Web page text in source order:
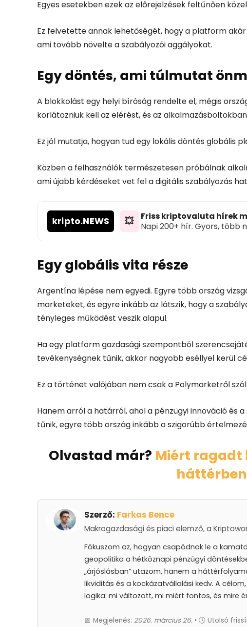
Egyes esetekben ezek az előrejelzések feltűnően
Ez felvetette annak lehetőségét, hogy a platform
ami tovább növelte a szabályozói aggályokat.
Egy döntés, ami túlmutat
A blokkolást egy helyi bíróság rendelte el, mégis
korlátozniuk kell az elérést, és az
Ez jól mutatja, hogyan tud egy lokális döntés globális
Közben a felhasználók természetesen próbálnak
ami újabb kérdéseket vet fel a digitális szabályozás
kripto.NEWS 💥
Friss kriptovaluta hírek
Napi 200+ hír. Gyors, több
Egy globális vita része
Argentína lépése nem egyedi. Egyre több ország
marketeket, és egyre inkább az látszik, hogy a
tényleges működést veszik alapul.
Ha egy platform gazdasági szempontból
tevékenységnek tűnik, akkor nagyobb eséllyel kerül
Ez a történet valójában nem csak a Polymarketről szól.
Hanem arról a határról, ahol a pénzügyi innováció és
tűnik, egyre több ország inkább a szigorúbb
Olvastad már? Miért ragadt
Szerző: Farkas Bence
Makrogazdasági és piaci elemző, a
Fókuszom az, hogyan csapódnak le a
geopolitika a hétköznapi pénzügyi
„árjóslásban” utazom, hanem a
likviditás és a kockázatvállalási kedv. A
logika: mi változott, mi miért fontos, és mire
📅 Megjelenés: 2026. március 26. • 🕓 Utolsó